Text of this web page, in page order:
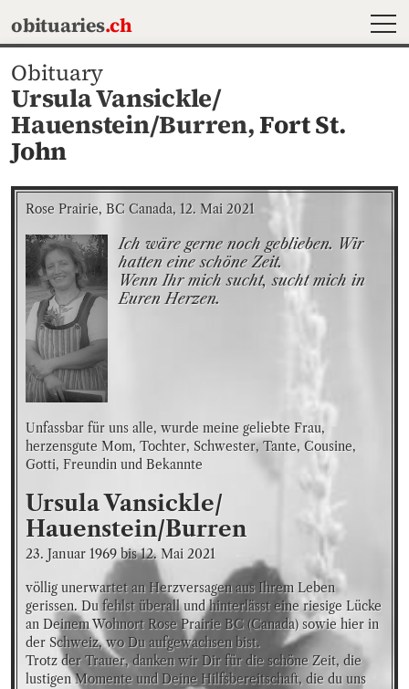
obituaries.ch
Obituary
Ursula Vansickle/
Hauenstein/Burren,Fort St.
John
Rose Prairie, BC Canada, 12. Mai 2021
Ich wäre gerne noch geblieben. Wir
hatten eine schöne Zeit.
Wenn Ihr mich sucht, sucht mich in
Euren Herzen.
Unfassbar für uns alle, wurde meine geliebte Frau,
herzensgute Mom, Tochter, Schwester, Tante, Cousine,
Gotti, Freundin und Bekannte
UrsulaVansickle/
Hauenstein/Burren
23. Januar 1969 bis12. Mai 2021
völlig unerwartet an Herzversagen aus Ihrem Leben
gerissen. Du fehlst überall und hinterlässt eine riesige Lücke
an Deinem Wohnort Rose Prairie BC (Canada) sowie hier in
der Schweiz, wo Du aufgewachsen bist.
Trotz der Trauer, danken wir Dir für die schöne Zeit, die
lustigen Momente und Deine Hilfsbereitschaft, die du uns